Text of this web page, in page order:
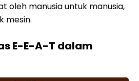
oleh manusia untuk manusia,
mesin.
E-E-A-T dalam